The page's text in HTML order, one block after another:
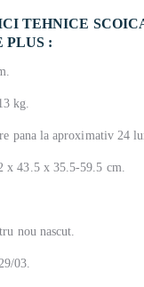
TEHNICE
PLUS :
kg.
pana la aproximativ 24
x 43.5 x 35.5-59.5 cm.
nou nascut.
03.